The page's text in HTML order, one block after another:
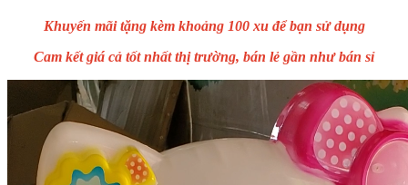
Khuyến mãi tặng kèm khoảng 100 xu để bạn sử dụng
Cam kết giá cả tốt nhất thị trường, bán lẻ gần như bán sỉ